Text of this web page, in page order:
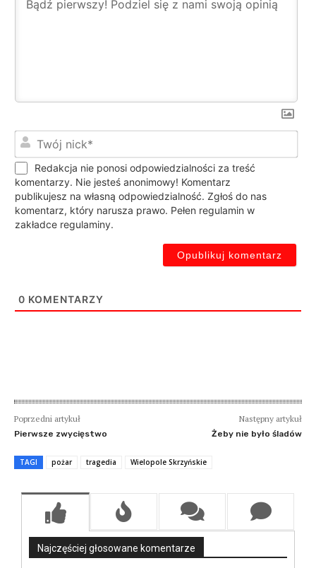
Redakcja nie ponosi odpowiedzialności za treść
komentarzy. Nie jesteś anonimowy! Komentarz
publikujesz na własną odpowiedzialność. Zgłoś do nas
komentarz, który narusza prawo. Pełen regulamin w
zakładce regulaminy.
0 KOMENTARZY
Poprzedni artykuł
Pierwsze zwycięstwo
Następny artykuł
Żeby nie było śladów
TAGI pożar tragedia Wielopole Skrzyńskie
Najczęściej głosowane komentarze